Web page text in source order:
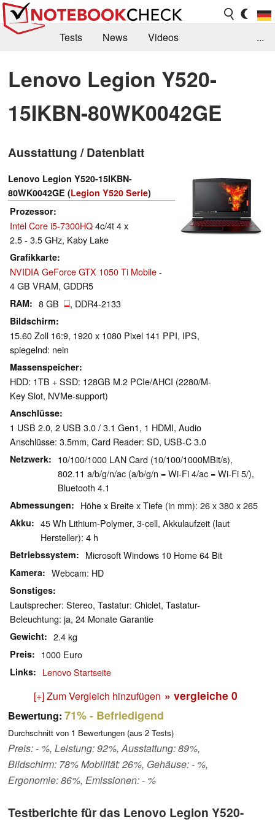
Tests News
Videos
Kaufberatung
Deals Suche
Jobs
Forum
...
Lenovo Legion Y520-
15IKBN-80WK0042GE
Ausstattung / Datenblatt
Lenovo Legion Y520-15IKBN-
80WK0042GE (Legion Y520 Serie)
Prozessor
Intel Core i5-7300HQ4c/4t 4 x
2.5 - 3.5 GHz, Kaby Lake
Grafikkarte
NVIDIA GeForce GTX 1050 Ti Mobile-
4 GB VRAM, GDDR5
RAM 8 GB , DDR4-2133
Bildschirm
15.60 Zoll 16:9, 1920 x 1080 Pixel 141 PPI, IPS,
spiegelnd: nein
Massenspeicher
HDD: 1TB + SSD: 128GB M.2 PCIe/AHCI (2280/M-
Key Slot, NVMe-support)
Anschlüsse
1 USB 2.0, 2 USB 3.0 / 3.1 Gen1, 1 HDMI, Audio
Anschlüsse: 3.5mm, Card Reader: SD, USB-C 3.0
Netzwerk
10/100/1000 LAN Card (10/100/1000MBit/s),
802.11 a/b/g/n/ac (a/b/g/n = Wi-Fi 4/ac = Wi-Fi 5/),
Bluetooth 4.1
Abmessungen Höhe x Breite x Tiefe (in mm): 26 x 380 x 265
Akku
45 Wh Lithium-Polymer, 3-cell, Akkulaufzeit (laut
Hersteller): 4 h
Betriebssystem Microsoft Windows 10 Home 64 Bit
Kamera Webcam: HD
Sonstiges
Lautsprecher: Stereo, Tastatur: Chiclet, Tastatur-
Beleuchtung: ja, 24 Monate Garantie
Gewicht 2.4 kg
Preis 1000 Euro
Links Lenovo Startseite
[+] Zum Vergleich hinzufügen » vergleiche 0
Bewertung: 71%- Befriedigend
Durchschnitt von 1 Bewertungen (aus 2 Tests)
Preis: - %, Leistung: 92%, Ausstattung: 89%,
Bildschirm: 78% Mobilität: 26%, Gehäuse: - %,
Ergonomie: 86%, Emissionen: - %
Testberichte für das Lenovo Legion Y520-